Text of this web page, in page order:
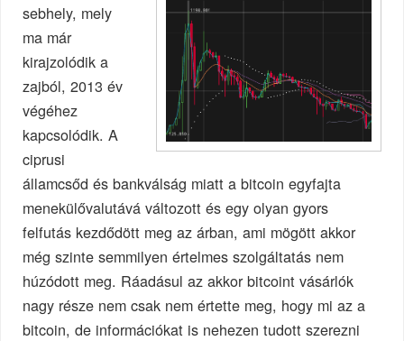
sebhely, mely
ma már
kirajzolódik a
zajból, 2013 év
végéhez
kapcsolódik. A
ciprusi
államcsőd és bankválság miatt a bitcoin egyfajta
menekülővalutává változott és egy olyan gyors
felfutás kezdődött meg az árban, ami mögött akkor
még szinte semmilyen értelmes szolgáltatás nem
húzódott meg. Ráadásul az akkor bitcoint vásárlók
nagy része nem csak nem értette meg, hogy mi az a
bitcoin, de információkat is nehezen tudott szerezni